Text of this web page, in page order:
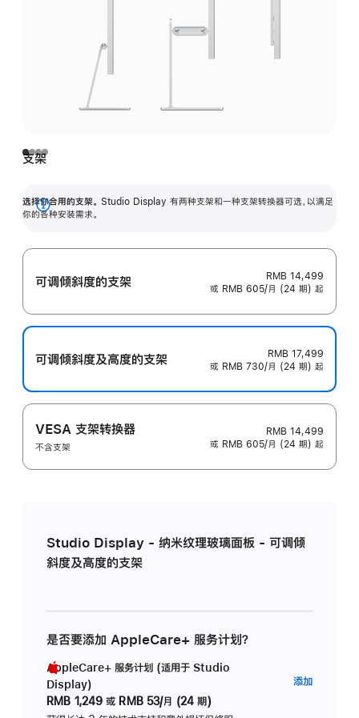
支架
选择你合用的支架。 Studio Display 有两种支架和一种支架转换器可选，以满足
你的各种安装需求。
展
可调倾斜度的支架
RMB 14,499
或 RMB 605/月 (24 期) 起
可调倾斜度及高‍度的支‍架
RMB 17,499
或 RMB 730/月 (24 期) 起
VESA 支架转换器
不含支架
RMB 14,499
或 RMB 605/月 (24 期) 起
Studio Display - 纳米纹理玻璃面板 - 可调倾
斜度及高度的支架
是否要添加 AppleCare+ 服务计划？
AppleCare+ 服务计划 (适用于 Studio
Display)
RMB 1,249 或 RMB 53/月 (24 期)
添加